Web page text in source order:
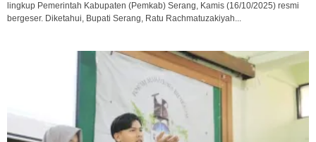
lingkup Pemerintah Kabupaten (Pemkab) Serang, Kamis (16/10/2025) resmi
bergeser. Diketahui, Bupati Serang, Ratu Rachmatuzakiyah...